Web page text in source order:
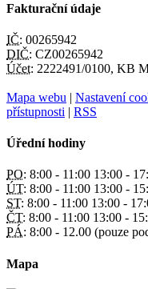
Fakturační údaje
IČ: 00265942
DIČ: CZ00265942
Účet: 2222491/0100, KB
Mapa webu | Nastavení
přístupnosti | RSS
Úřední hodiny
PO: 8:00 - 11:00 13:00 -
ÚT: 8:00 - 11:00 13:00 -
ST: 8:00 - 11:00 13:00 -
ČT: 8:00 - 11:00 13:00 -
PÁ: 8:00 - 12.00 (pouze
Mapa